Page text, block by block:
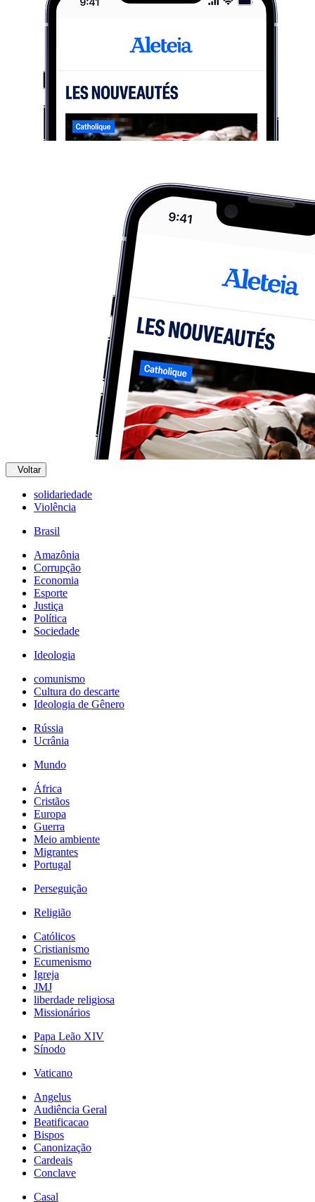
Voltar
solidariedade
Violência
Brasil
Amazônia
Corrupção
Economia
Esporte
Justiça
Política
Sociedade
Ideologia
comunismo
Cultura do descarte
Ideologia de Gênero
Rússia
Ucrânia
Mundo
África
Cristãos
Europa
Guerra
Meio ambiente
Migrantes
Portugal
Perseguição
Religião
Católicos
Cristianismo
Ecumenismo
Igreja
JMJ
liberdade religiosa
Missionários
Papa Leão XIV
Sínodo
Vaticano
Angelus
Audiência Geral
Beatificacao
Bispos
Canonização
Cardeais
Conclave
Casal